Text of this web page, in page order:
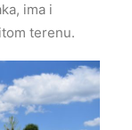
ima i
terenu.